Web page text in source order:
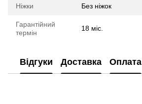
Ніжки Без ніжок
Гарантійний
термін
18 міс.
Відгуки Доставка Оплата